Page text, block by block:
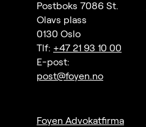
Postboks 7086 St.
Olavs plass
0130 Oslo
Tlf: +47 21 93 10 00
E-post:
post@foyen.no
Foyen Advokatfirma